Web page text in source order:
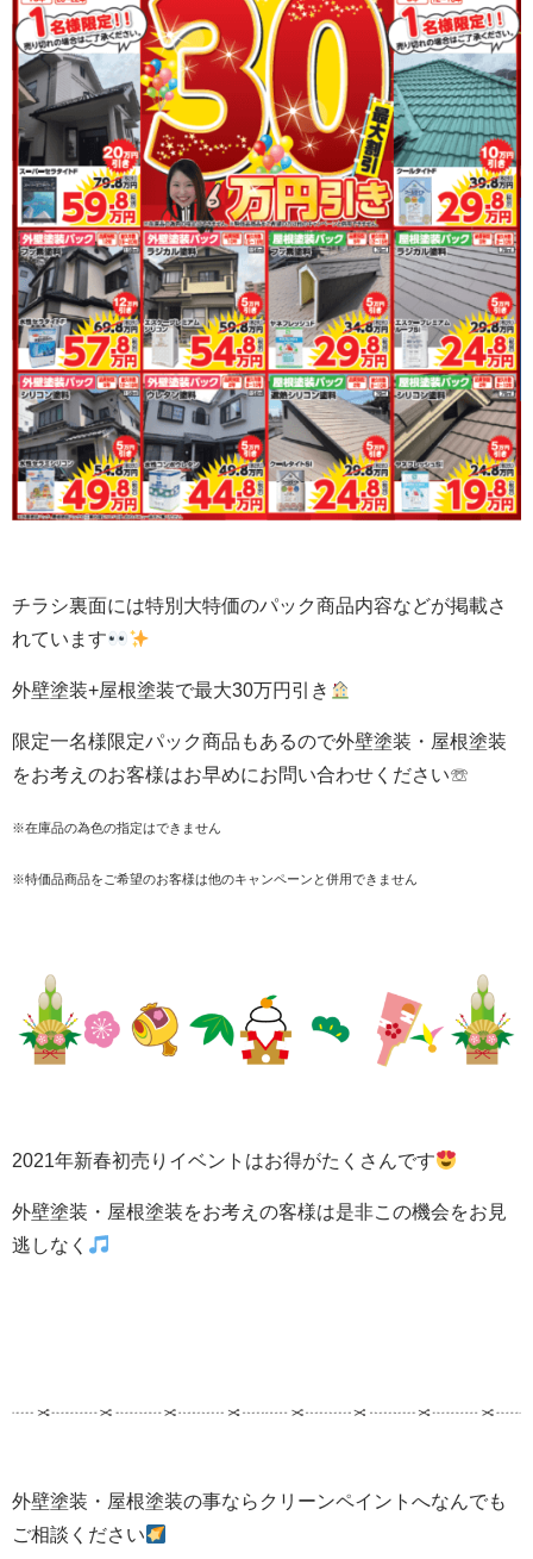
チラシ裏面には特別大特価のパック商品内容などが掲載さ
れています
外壁塗装+屋根塗装で最大30万円引き
限定一名様限定パック商品もあるので外壁塗装・屋根塗装
をお考えのお客様はお早めにお問い合わせください☏
※在庫品の為色の指定はできません
※特価品商品をご希望のお客様は他のキャンペーンと併用できません
2021年新春初売りイベントはお得がたくさんです
外壁塗装・屋根塗装をお考えの客様は是非この機会をお見
逃しなく
外壁塗装・屋根塗装の事ならクリーンペイントへなんでも
ご相談ください